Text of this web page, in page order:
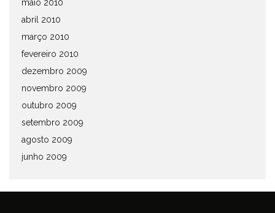
maio 2010
abril 2010
março 2010
fevereiro 2010
dezembro 2009
novembro 2009
outubro 2009
setembro 2009
agosto 2009
junho 2009